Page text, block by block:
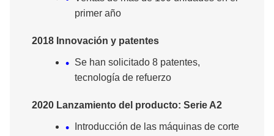
primer año
2018 Innovación y patentes
Se han solicitado 8 patentes,
tecnología de refuerzo
2020 Lanzamiento del producto: Serie A2
Introducción de las máquinas de corte